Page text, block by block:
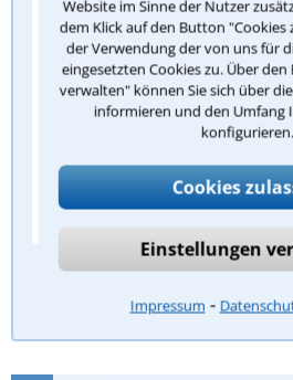
Website im Sinne der Nutzer
dem Klick auf den Button "Cookies
der Verwendung der von uns für
eingesetzten Cookies zu. Über
verwalten" können Sie sich über
informieren und den Umfang
konfigurieren.
Cookies
Einstellungen
Impressum ⁃
Frage 1/5: Wann entsteht
Anspruch auf
Ab dem ersten Arbeitstag
Nach drei Monaten
Nach sechs Monaten
Arbeitsverhältnisses
Erst nach einem Jahr